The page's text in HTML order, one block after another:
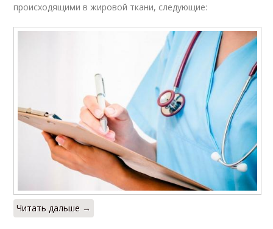
происходящими в жировой ткани, следующие:
Читать дальше →